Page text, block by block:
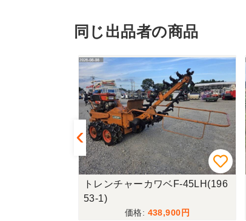
同じ出品者の商品
トレンチャーカワベF-45LH(196
53-1)
438,900